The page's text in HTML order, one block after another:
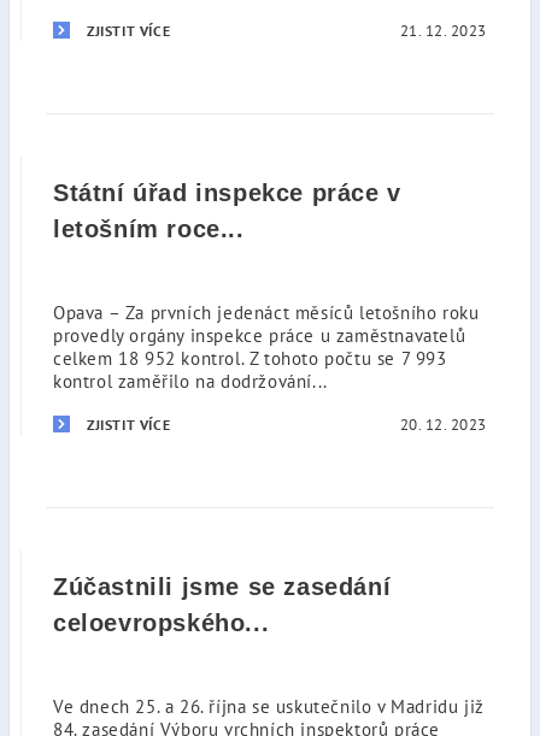
ZJISTIT VÍCE 21. 12. 2023
Státní úřad inspekce práce v
letošním roce...
Opava – Za prvních jedenáct měsíců letošního roku
provedly orgány inspekce práce u zaměstnavatelů
celkem 18 952 kontrol. Z tohoto počtu se 7 993
kontrol zaměřilo na dodržování...
ZJISTIT VÍCE 20. 12. 2023
Zúčastnili jsme se zasedání
celoevropského...
Ve dnech 25. a 26. října se uskutečnilo v Madridu již
84. zasedání Výboru vrchních inspektorů práce